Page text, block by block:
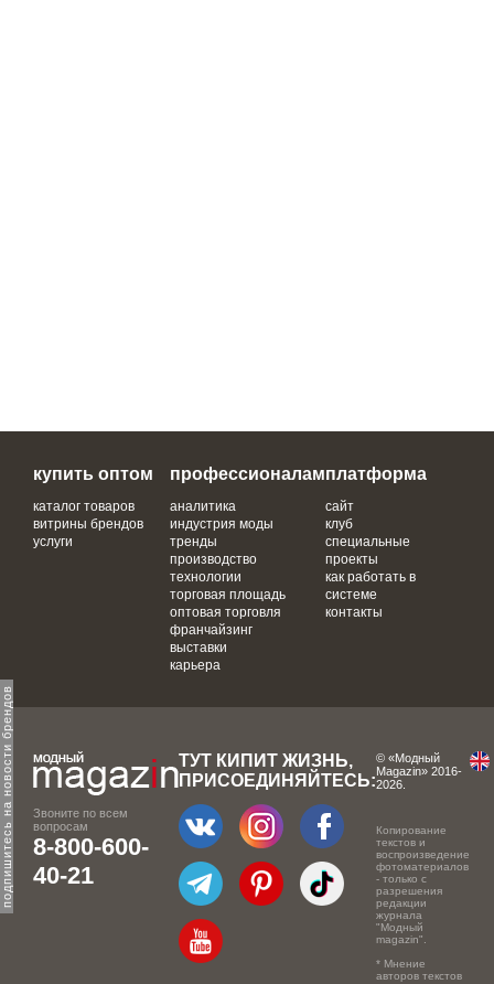
подпишитесь на новости брендов
купить оптом
каталог товаров
витрины брендов
услуги
профессионалам
аналитика
индустрия моды
тренды
производство
технологии
торговая площадь
оптовая торговля
франчайзинг
выставки
карьера
платформа
сайт
клуб
специальные
проекты
как работать в
системе
контакты
Звоните по всем
вопросам
8-800-600-
40-21
ТУТ КИПИТ ЖИЗНЬ,
ПРИСОЕДИНЯЙТЕСЬ:
© «Модный
Magazin» 2016-
2026.
Копирование
текстов и
воспроизведение
фотоматериалов
- только с
разрешения
редакции
журнала
"Модный
magazin".
* Мнение
авторов текстов